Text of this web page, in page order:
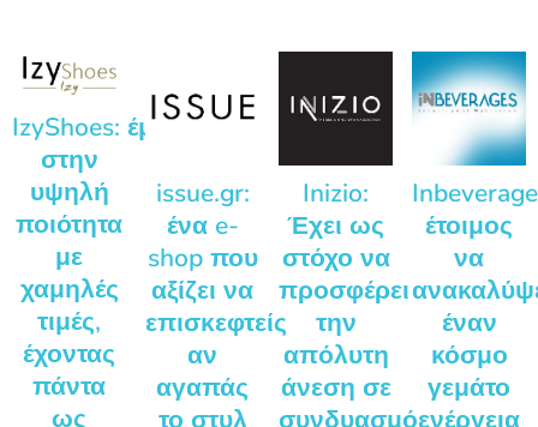
IzyShoes: έμφαση
στην
υψηλή
ποιότητα
με
χαμηλές
τιμές,
έχοντας
πάντα
ως
issue.gr:
ένα e-
shop που
αξίζει να
επισκεφτείς
αν
αγαπάς
το στυλ
Inizio:
Έχει ως
στόχο να
προσφέρει
την
απόλυτη
άνεση σε
συνδυασμό
έτοιμος
να
έναν
κόσμο
γεμάτο
ενέργεια